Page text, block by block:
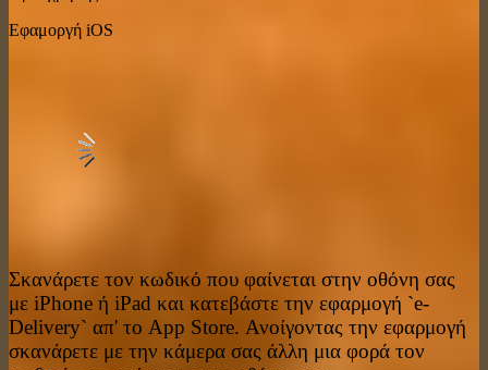
Εφαμοργή iOS
Σκανάρετε τον κωδικό που φαίνεται στην οθόνη σας
με iPhone ή iPad και κατεβάστε την εφαρμογή `e-
Delivery` απ' το App Store. Ανοίγοντας την εφαρμογή
σκανάρετε με την κάμερα σας άλλη μια φορά τον